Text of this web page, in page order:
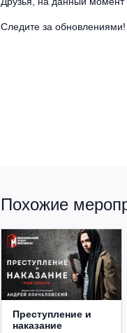
Следите за обновлениями!
Похожие
Преступление и
наказание